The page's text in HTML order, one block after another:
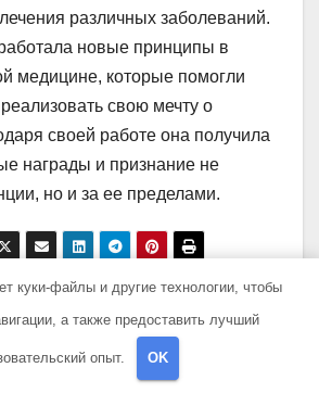
различных заболеваний.
новые принципы в
медицине, которые помогли
свою мечту о
своей работе она получила
награды и признание не
но и за ее пределами.
образования
и
куки-файлы и другие технологии, чтобы
а также предоставить лучший
опыт. OK